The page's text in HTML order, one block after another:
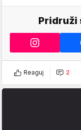
Pridruži
Reaguj 2